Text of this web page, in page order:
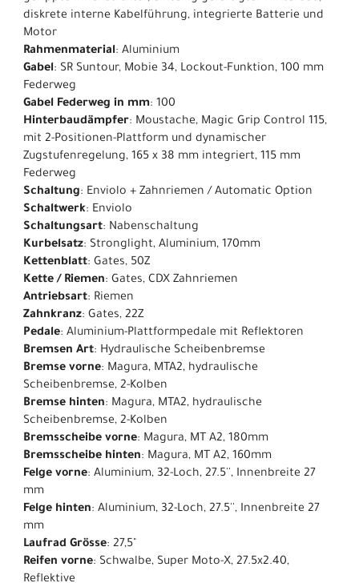
diskrete interne Kabelführung, integrierte Batterie und
Motor
Rahmenmaterial: Aluminium
Gabel: SR Suntour, Mobie 34, Lockout-Funktion, 100 mm
Federweg
Gabel Federweg in mm: 100
Hinterbaudämpfer: Moustache, Magic Grip Control 115,
mit 2-Positionen-Plattform und dynamischer
Zugstufenregelung, 165 x 38 mm integriert, 115 mm
Federweg
Schaltung: Enviolo + Zahnriemen / Automatic Option
Schaltwerk: Enviolo
Schaltungsart: Nabenschaltung
Kurbelsatz: Stronglight, Aluminium, 170mm
Kettenblatt: Gates, 50Z
Kette / Riemen: Gates, CDX Zahnriemen
Antriebsart: Riemen
Zahnkranz: Gates, 22Z
Pedale: Aluminium-Plattformpedale mit Reflektoren
Bremsen Art: Hydraulische Scheibenbremse
Bremse vorne: Magura, MTA2, hydraulische
Scheibenbremse, 2-Kolben
Bremse hinten: Magura, MTA2, hydraulische
Scheibenbremse, 2-Kolben
Bremsscheibe vorne: Magura, MT A2, 180mm
Bremsscheibe hinten: Magura, MT A2, 160mm
Felge vorne: Aluminium, 32-Loch, 27.5'', Innenbreite 27
mm
Felge hinten: Aluminium, 32-Loch, 27.5'', Innenbreite 27
mm
Laufrad Grösse: 27,5"
Reifen vorne: Schwalbe, Super Moto-X, 27.5x2.40,
Reflektive